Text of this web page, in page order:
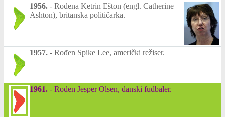
1956. - Rođena Ketrin Ešton (engl. Catherine
Ashton), britanska političarka.
1957. - Rođen Spike Lee, američki režiser.
1961. - Rođen Jesper Olsen, danski fudbaler.